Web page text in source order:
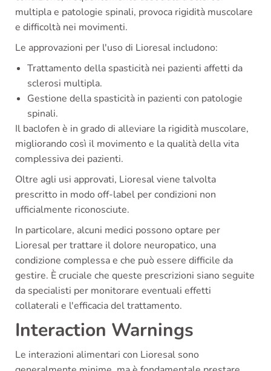
multipla e patologie spinali, provoca rigidità muscolare
e difficoltà nei movimenti.
Le approvazioni per l'uso di Lioresal includono:
Trattamento della spasticità nei pazienti affetti da
sclerosi multipla.
Gestione della spasticità in pazienti con patologie
spinali.
Il baclofen è in grado di alleviare la rigidità muscolare,
migliorando così il movimento e la qualità della vita
complessiva dei pazienti.
Oltre agli usi approvati, Lioresal viene talvolta
prescritto in modo off-label per condizioni non
ufficialmente riconosciute.
In particolare, alcuni medici possono optare per
Lioresal per trattare il dolore neuropatico, una
condizione complessa e che può essere difficile da
gestire. È cruciale che queste prescrizioni siano seguite
da specialisti per monitorare eventuali effetti
collaterali e l'efficacia del trattamento.
Interaction Warnings
Le interazioni alimentari con Lioresal sono